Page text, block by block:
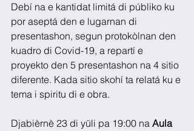
Debí na e kantidat limitá di públiko ku
por aseptá den e lugarnan di
presentashon, segun protokòlnan den
kuadro di Covid-19, a repartí e
proyekto den 5 presentashon na 4 sitio
diferente. Kada sitio skohí ta relatá ku e
tema i spiritu di e obra.
Djabièrnè 23 di yüli pa 19:00 na Aula